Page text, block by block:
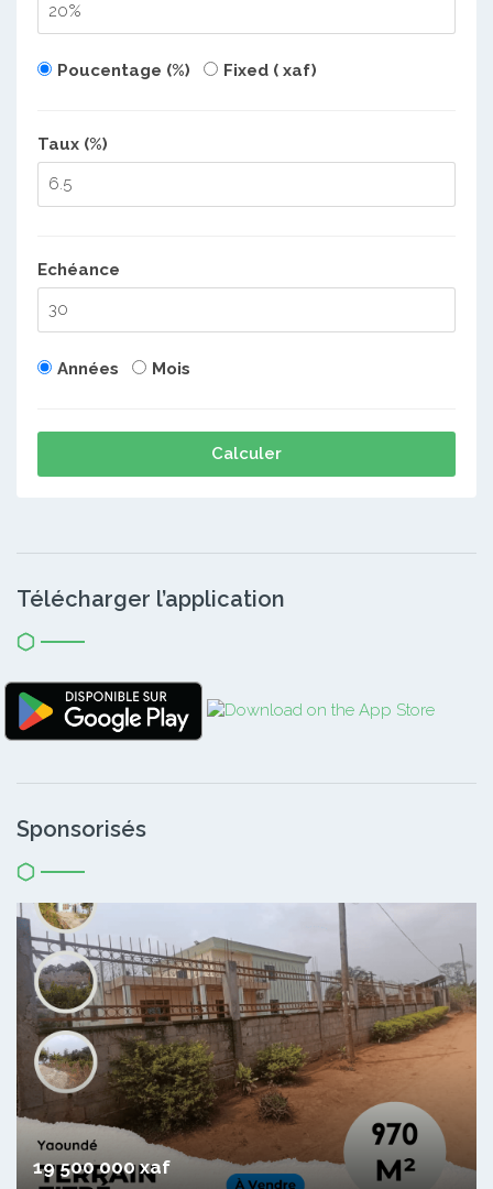
Poucentage (%) Fixed ( xaf)
Taux (%)
Echéance
Années Mois
Calculer
Télécharger l’application
Sponsorisés
19 500 000 xaf